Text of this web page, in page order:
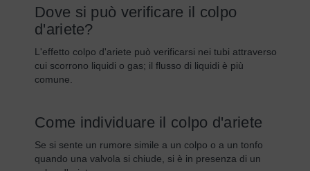
Dove si può verificare il colpo
d'ariete?
L'effetto colpo d'ariete può verificarsi nei tubi attraverso
cui scorrono liquidi o gas; il flusso di liquidi è più
comune.
Come individuare il colpo d'ariete
Se si sente un rumore simile a un colpo o a un tonfo
quando una valvola si chiude, si è in presenza di un